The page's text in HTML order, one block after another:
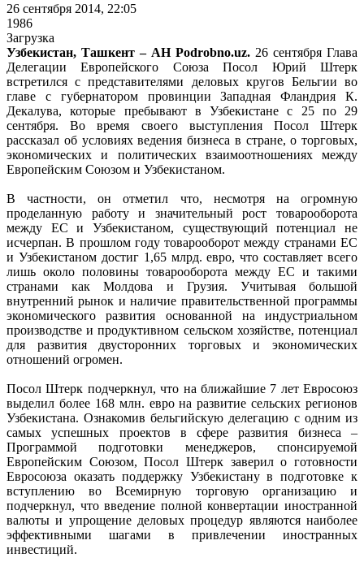
26 сентября 2014, 22:05
1986
Загрузка
Узбекистан, Ташкент – АН Podrobno.uz. 26 сентября Глава
Делегации Европейского Союза Посол Юрий Штерк
встретился с представителями деловых кругов Бельгии во
главе с губернатором провинции Западная Фландрия К.
Декалува, которые пребывают в Узбекистане с 25 по 29
сентября. Во время своего выступления Посол Штерк
рассказал об условиях ведения бизнеса в стране, о торговых,
экономических и политических взаимоотношениях между
Европейским Союзом и Узбекистаном.
В частности, он отметил что, несмотря на огромную
проделанную работу и значительный рост товарооборота
между ЕС и Узбекистаном, существующий потенциал не
исчерпан. В прошлом году товарооборот между странами ЕС
и Узбекистаном достиг 1,65 млрд. евро, что составляет всего
лишь около половины товарооборота между ЕС и такими
странами как Молдова и Грузия. Учитывая большой
внутренний рынок и наличие правительственной программы
экономического развития основанной на индустриальном
производстве и продуктивном сельском хозяйстве, потенциал
для развития двусторонних торговых и экономических
отношений огромен.
Посол Штерк подчеркнул, что на ближайшие 7 лет Евросоюз
выделил более 168 млн. евро на развитие сельских регионов
Узбекистана. Ознакомив бельгийскую делегацию с одним из
самых успешных проектов в сфере развития бизнеса –
Программой подготовки менеджеров, спонсируемой
Европейским Союзом, Посол Штерк заверил о готовности
Евросоюза оказать поддержку Узбекистану в подготовке к
вступлению во Всемирную торговую организацию и
подчеркнул, что введение полной конвертации иностранной
валюты и упрощение деловых процедур являются наиболее
эффективными шагами в привлечении иностранных
инвестиций.